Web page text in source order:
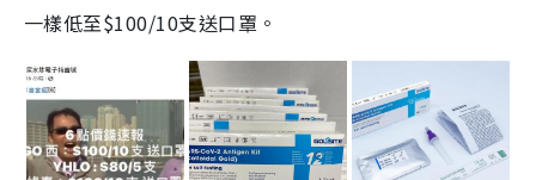
一樣低至$100/10支送口罩。